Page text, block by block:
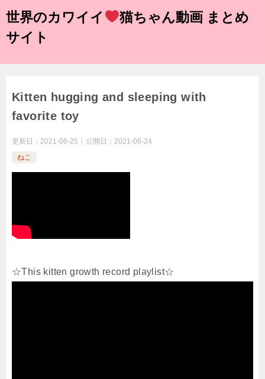
世界のカワイイ
猫ちゃん動画 まとめ
サイト
Kitten hugging and sleeping with
favorite toy
更新日： 2021-06-25 公開日： 2021-06-24
ねこ
☆This kitten growth record playlist☆